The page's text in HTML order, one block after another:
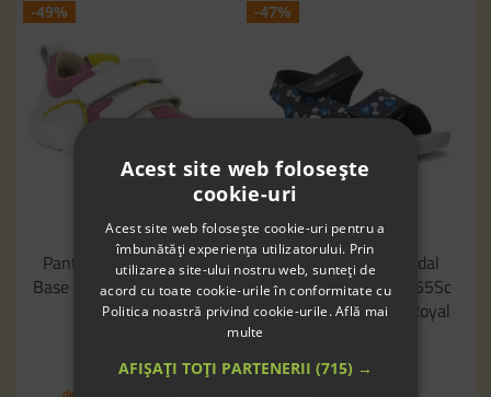
-49%
22 23 27
Pantofi Froddo Barefoot
Base G3130260-13 White
Fuxia
90
-47%
21
Sandale Geox B Sandal
Lightfloppy C Dbk B455Sc
000Ce C4226 Navy Royal
Acest site web folosește
cookie-uri
Acest site web folosește cookie-uri pentru a
îmbunătăți experiența utilizatorului. Prin
utilizarea site-ului nostru web, sunteți de
acord cu toate cookie-urile în conformitate cu
Politica noastră privind cookie-urile.Află mai
multe
AFIȘAȚI TOȚI PARTENERII (715) →